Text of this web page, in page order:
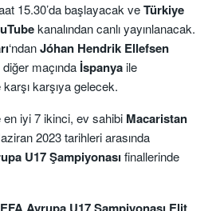
15.30’da başlayacak veTürkiye
kanalından canlı yayınlanacak.
‘ndanJóhan Hendrik Ellefsen
maçında İspanyaile
karşı karşıya gelecek.
en iyi 7 ikinci, ev sahibi Macaristan
2023 tarihleri arasında
U17 Şampiyonası finallerinde